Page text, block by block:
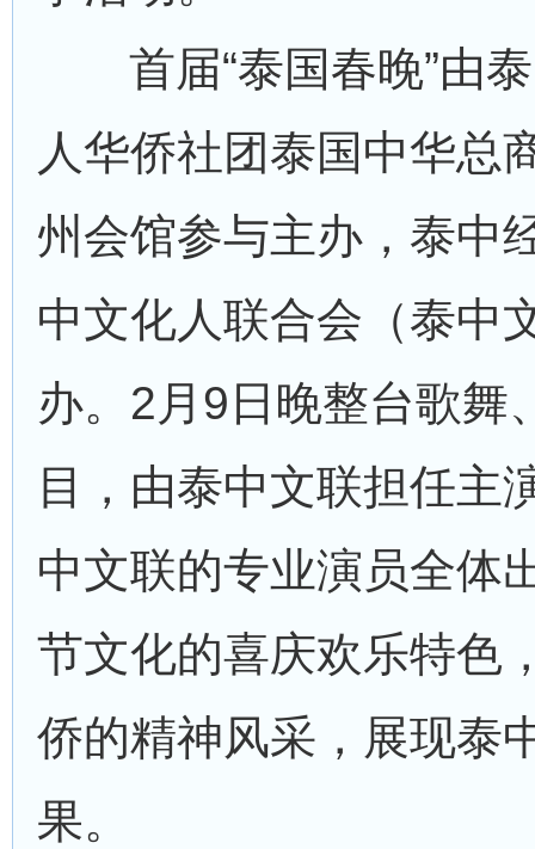
首届“泰国春晚”由
人华侨社团泰国中华总
州会馆参与主办，泰中
中文化人联合会（泰中
办。2月9日晚整台歌舞
目，由泰中文联担任主
中文联的专业演员全体
节文化的喜庆欢乐特色
侨的精神风采，展现泰
果。